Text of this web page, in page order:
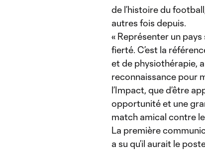
de l’histoire du
autres fois depuis.
« Représenter un
fierté. C’est la
et de physiothérapie,
reconnaissance pour
l’Impact, que d’être
opportunité et une
match amical contre
La première
a su qu’il aurait le